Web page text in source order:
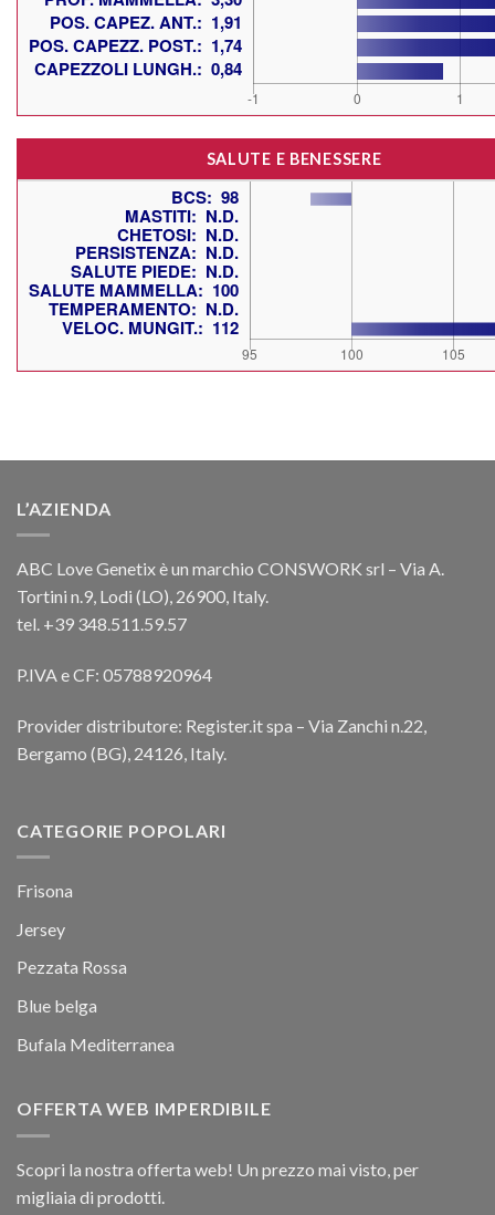
SALUTE E BENESSERE
L’AZIENDA
ABC Love Genetix è un marchio CONSWORK srl – Via A.
Tortini n.9, Lodi (LO), 26900, Italy.
tel. +39 348.511.59.57
P.IVA e CF: 05788920964
Provider distributore: Register.it spa – Via Zanchi n.22,
Bergamo (BG), 24126, Italy.
CATEGORIE POPOLARI
Frisona
Jersey
Pezzata Rossa
Blue belga
Bufala Mediterranea
OFFERTA WEB IMPERDIBILE
Scopri la nostra offerta web! Un prezzo mai visto, per
migliaia di prodotti.